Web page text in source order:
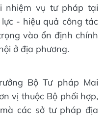
nhiệm vụ tư pháp tại
- hiệu quả công tác
vào ổn định chính
ở địa phương.
Bộ Tư pháp Mai
vị thuộc Bộ phối hợp,
các sở tư pháp địa